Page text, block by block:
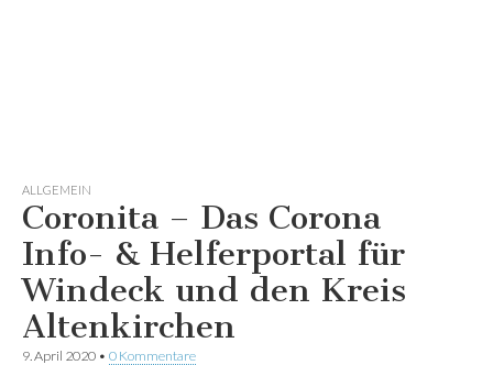
ALLGEMEIN
Coronita – Das Corona
Info- & Helferportal für
Windeck und den Kreis
Altenkirchen
9. April 2020 • 0 Kommentare